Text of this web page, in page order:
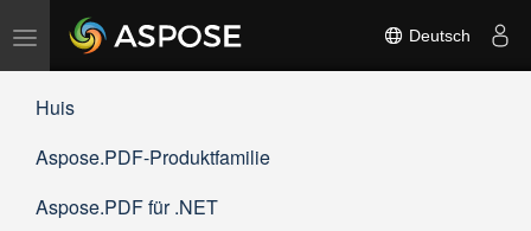
Navigation
umschalten
Deutsch
Huis
Aspose.PDF-Produktfamilie
Aspose.PDF für .NET